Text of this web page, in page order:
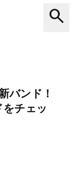
search
バンド！
をチェッ